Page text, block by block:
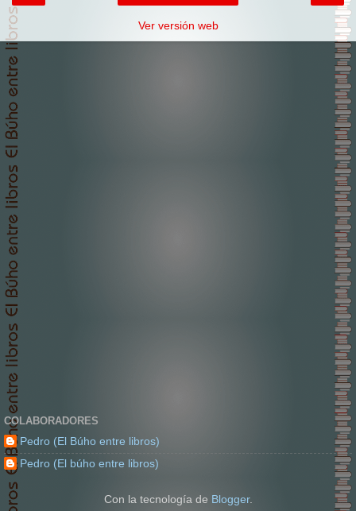
Ver versión web
COLABORADORES
Pedro (El Búho entre libros)
Pedro (El búho entre libros)
Con la tecnología de Blogger.